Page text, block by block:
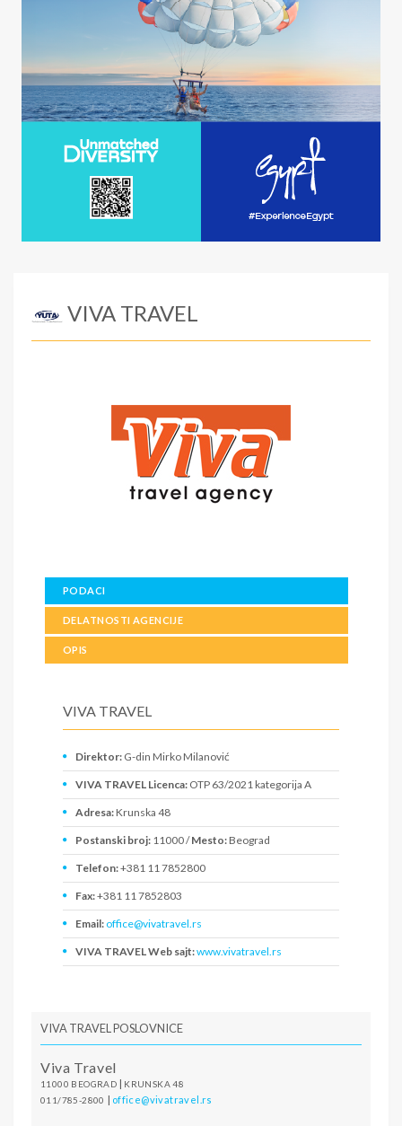
VIVA TRAVEL
PODACI
DELATNOSTI AGENCIJE
OPIS
VIVA TRAVEL
Direktor: G-din Mirko Milanović
VIVA TRAVEL Licenca: OTP 63/2021 kategorija A
Adresa: Krunska 48
Postanski broj: 11000 /Mesto: Beograd
Telefon:+381 11 7852800
Fax:+381 11 7852803
Email: office@vivatravel.rs
VIVA TRAVEL Web sajt:www.vivatravel.rs
VIVA TRAVEL POSLOVNICE
Viva Travel
11000 BEOGRAD | KRUNSKA 48
011/785-2800 | office@vivatravel.rs